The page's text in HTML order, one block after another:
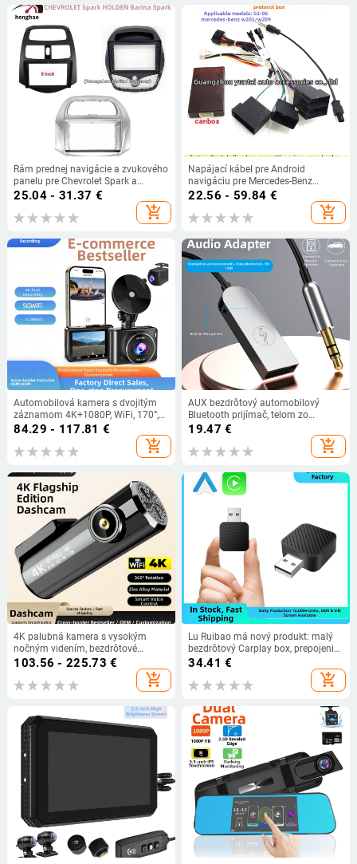
Rám prednej navigácie a zvukového
panelu pre Chevrolet Spark a
Holden Spark – Henghao, plast,
25.04 - 31.37 €
add_shopping_cart
Napájací kábel pre Android
navigáciu pre Mercedes-Benz
W203/W209/S320/R350/B200/W211
– BN-02, čistá meď, Evoresn/Yisen
22.56 - 59.84 €
add_shopping_cart
Automobilová kamera s dvojitým
záznamom 4K+1080P, WiFi, 170°,
dvojitý objektív, F1.8, 1.5"
obrazovka, cyklický záznam, TF
karta až 128GB
84.29 - 117.81 €
add_shopping_cart
AUX bezdrôtový automobilový
Bluetooth prijímač, telom zo
zinkovej zliatiny, handsfree, 5V
frekvencia odozva, citlivosť
19.47 €
add_shopping_cart
4K palubná kamera s vysokým
nočným videním, bezdrôtové
pripojenie k telefónu, Wi‑Fi,
otáčajúci sa palubný monitor
103.56 - 225.73 €
add_shopping_cart
Lu Ruibao má nový produkt: malý
bezdrôtový Carplay box, prepojenie,
inteligentný Android Auto, Apple
34.41 €
add_shopping_cart